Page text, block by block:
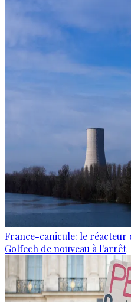
France-canicule: le réacteur
Golfech de nouveau à l'arrêt